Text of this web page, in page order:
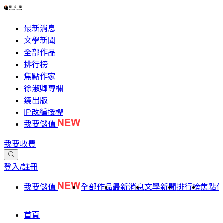
最新消息
文學新聞
全部作品
排行榜
焦點作家
徐淑卿專欄
鏡出版
IP改編授權
我要儲值
我要收費
登入/註冊
我要儲值 全部作品最新消息文學新聞排行榜焦點
首頁